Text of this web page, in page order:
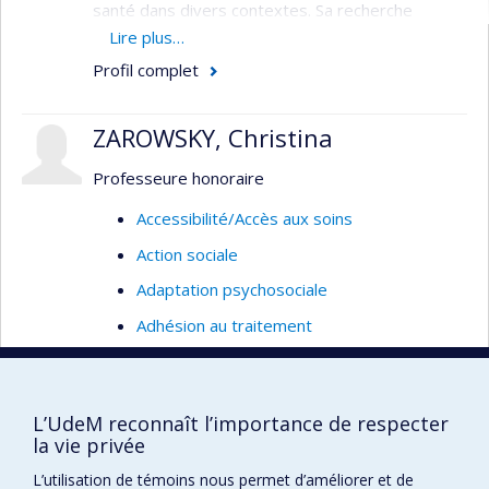
santé dans divers contextes. Sa recherche
examine les conflits qui peuvent surgir dans la
recherche universitaire et la pratique
peuvent pas être évités.
Lire plus…
Profil complet
ZAROWSKY, Christina
Professeure honoraire
Accessibilité/Accès aux soins
Action sociale
Adaptation psychosociale
Adhésion au traitement
Analyse des systèmes de santé
Coopération
L’UdeM reconnaît l’importance de respecter
la vie privée
L’utilisation de témoins nous permet d’améliorer et de